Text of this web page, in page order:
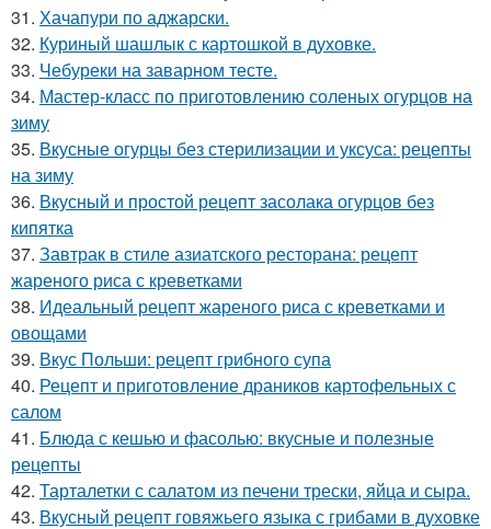
31. Хачапури по аджарски.
32. Куриный шашлык с картошкой в духовке.
33. Чебуреки на заварном тесте.
34. Мастер-класс по приготовлению соленых огурцов на
зиму
35. Вкусные огурцы без стерилизации и уксуса: рецепты
на зиму
36. Вкусный и простой рецепт засолака огурцов без
кипятка
37. Завтрак в стиле азиатского ресторана: рецепт
жареного риса с креветками
38. Идеальный рецепт жареного риса с креветками и
овощами
39. Вкус Польши: рецепт грибного супа
40. Рецепт и приготовление драников картофельных с
салом
41. Блюда с кешью и фасолью: вкусные и полезные
рецепты
42. Тарталетки с салатом из печени трески, яйца и сыра.
43. Вкусный рецепт говяжьего языка с грибами в духовке